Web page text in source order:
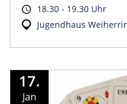
18.30 - 19.30 Uhr
Jugendhaus
17.
Jan